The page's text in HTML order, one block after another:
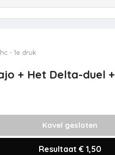
- 1e druk
+ Het Delta-duel +
Kavel gesloten
Resultaat € 1,50